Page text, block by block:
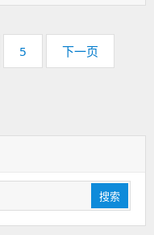
页
码：
5 下一页
搜索